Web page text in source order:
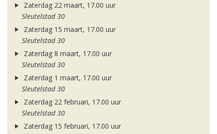
Zaterdag 22 maart, 17.00 uur
Sleutelstad 30
Zaterdag 15 maart, 17.00 uur
Sleutelstad 30
Zaterdag 8 maart, 17.00 uur
Sleutelstad 30
Zaterdag 1 maart, 17.00 uur
Sleutelstad 30
Zaterdag 22 februari, 17.00 uur
Sleutelstad 30
Zaterdag 15 februari, 17.00 uur